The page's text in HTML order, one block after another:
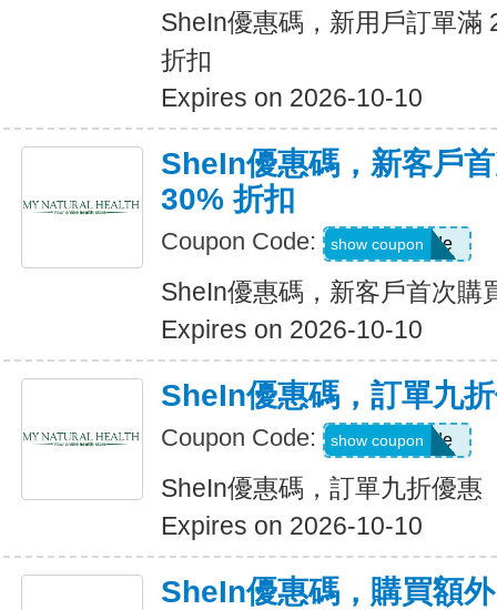
SheIn優惠碼，新用戶訂單滿
折扣
Expires on 2026-10-10
SheIn優惠碼，新客戶
30% 折扣
Coupon Code: Show Code
show coupon
SheIn優惠碼，新客戶首次購
Expires on 2026-10-10
SheIn優惠碼，訂單九
Coupon Code: Show Code
show coupon
SheIn優惠碼，訂單九折優惠
Expires on 2026-10-10
SheIn優惠碼，購買額